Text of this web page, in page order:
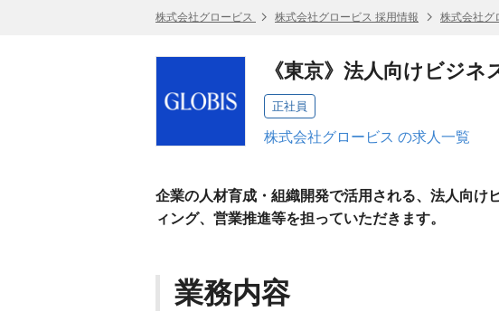
株式会社グロービス 株式会社グロービス 採用情報 株式会社グ
《東京》法人向けビジ
正社員
株式会社グロービス の求人一覧
企業の人材育成・組織開発で活用される、法人向け
ィング、営業推進等を担っていただきます。
業務内容